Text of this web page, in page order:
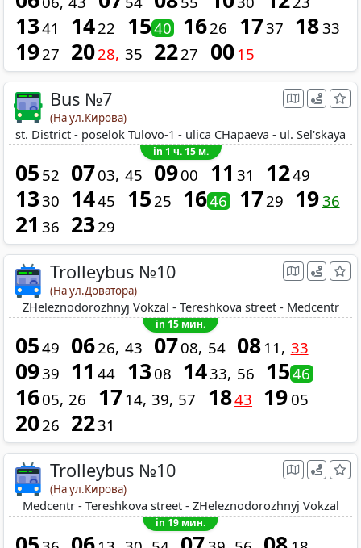
1341 1422 1540 1626 1737 1833
1927 2028 35 2227 00 15
Bus №7
(На ул.Кирова)
st. District - poselok Tulovo-1 - ulica CHapaeva - ul. Sel'skaya
in 1 ч. 15 м.
05 52 0703 45 0900 11 31 1249
1330 1445 1525 1646 1729 1936
21 36 2329
Trolleybus №10
(На ул.Доватора)
ZHeleznodorozhnyj Vokzal - Tereshkova street - Medcentr
in 15 мин.
0549 0626 43 0708 54 08 11 33
0939 11 44 1308 1433 56 1546
1605 26 17 14 39 57 1843 19 05
2026 2231
Trolleybus №10
(На ул.Кирова)
Medcentr - Tereshkova street - ZHeleznodorozhnyj Vokzal
in 19 мин.